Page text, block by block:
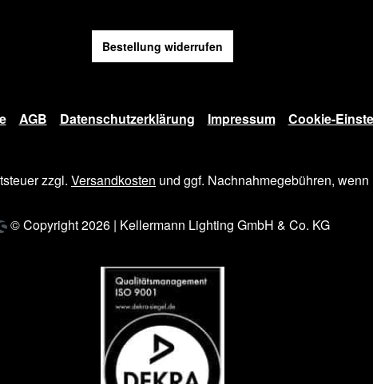
Bestellung widerrufen
AGB Datenschutzerklärung Impressum Cookie-
zzgl. Versandkosten und ggf. Nachnahmegebühren,
© Copyright 2026 | Kellermann Lighting GmbH & Co. KG